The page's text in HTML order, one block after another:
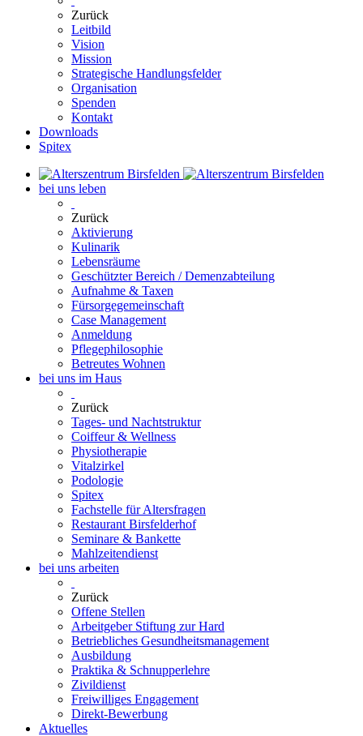
Zurück
Leitbild
Vision
Mission
Strategische Handlungsfelder
Organisation
Spenden
Kontakt
Downloads
Spitex
bei uns leben
Zurück
Aktivierung
Kulinarik
Lebensräume
Geschützter Bereich / Demenzabteilung
Aufnahme & Taxen
Fürsorgegemeinschaft
Case Management
Anmeldung
Pflegephilosophie
Betreutes Wohnen
bei uns im Haus
Zurück
Tages- und Nachtstruktur
Coiffeur & Wellness
Physiotherapie
Vitalzirkel
Podologie
Spitex
Fachstelle für Altersfragen
Restaurant Birsfelderhof
Seminare & Bankette
Mahlzeitendienst
bei uns arbeiten
Zurück
Offene Stellen
Arbeitgeber Stiftung zur Hard
Betriebliches Gesundheitsmanagement
Ausbildung
Praktika & Schnupperlehre
Zivildienst
Freiwilliges Engagement
Direkt-Bewerbung
Aktuelles